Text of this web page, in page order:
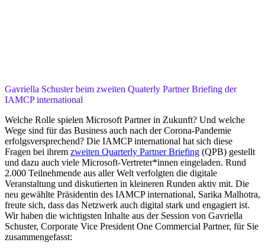
Gavriella Schuster beim zweiten Quaterly Partner Briefing der
IAMCP international
Welche Rolle spielen Microsoft Partner in Zukunft? Und welche
Wege sind für das Business auch nach der Corona-Pandemie
erfolgsversprechend? Die IAMCP international hat sich diese
Fragen bei ihrem zweiten Quarterly Partner Briefing (QPB) gestellt
und dazu auch viele Microsoft-Vertreter*innen eingeladen. Rund
2.000 Teilnehmende aus aller Welt verfolgten die digitale
Veranstaltung und diskutierten in kleineren Runden aktiv mit. Die
neu gewählte Präsidentin des IAMCP international, Sarika Malhotra,
freute sich, dass das Netzwerk auch digital stark und engagiert ist.
Wir haben die wichtigsten Inhalte aus der Session von Gavriella
Schuster, Corporate Vice President One Commercial Partner, für Sie
zusammengefasst: